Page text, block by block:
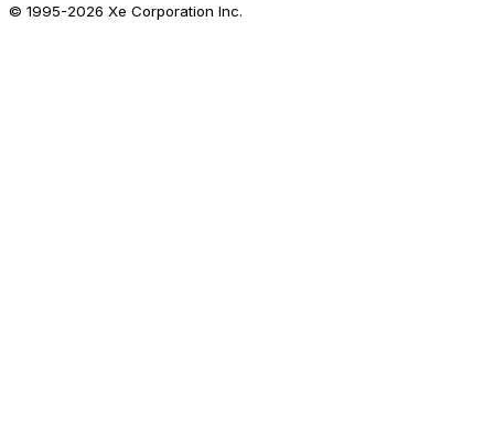
© 1995-2026 Xe Corporation Inc.